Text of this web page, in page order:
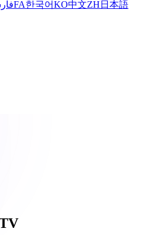
FA한국어KO中文ZH 日本語